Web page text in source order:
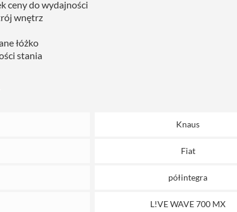
ceny do wydajności
wnętrz
łóżko
stania
Knaus
Fiat
półintegra
L!VE WAVE 700 MX